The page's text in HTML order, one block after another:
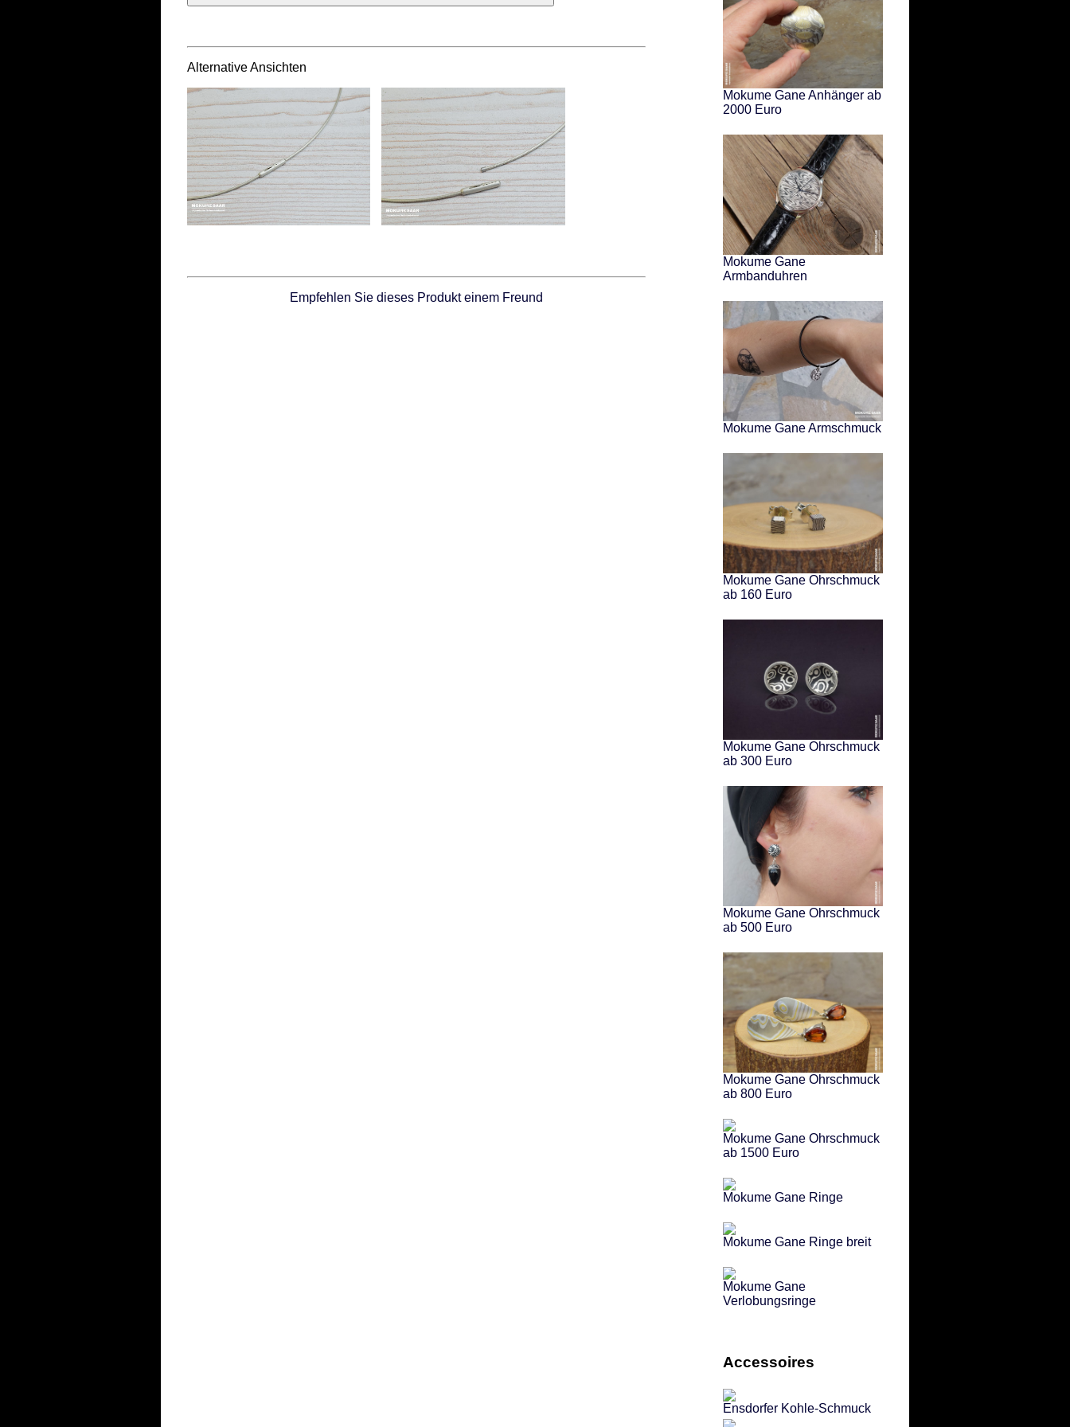
Alternative Ansichten
Empfehlen Sie dieses Produkt einem Freund
Mokume Gane Anhänger ab
2000 Euro
Mokume Gane
Armbanduhren
Mokume Gane Armschmuck
Mokume Gane Ohrschmuck
ab 160 Euro
Mokume Gane Ohrschmuck
ab 300 Euro
Mokume Gane Ohrschmuck
ab 500 Euro
Mokume Gane Ohrschmuck
ab 800 Euro
Mokume Gane Ohrschmuck
ab 1500 Euro
Mokume Gane Ringe
Mokume Gane Ringe breit
Mokume Gane
Verlobungsringe
Accessoires
Ensdorfer Kohle-Schmuck